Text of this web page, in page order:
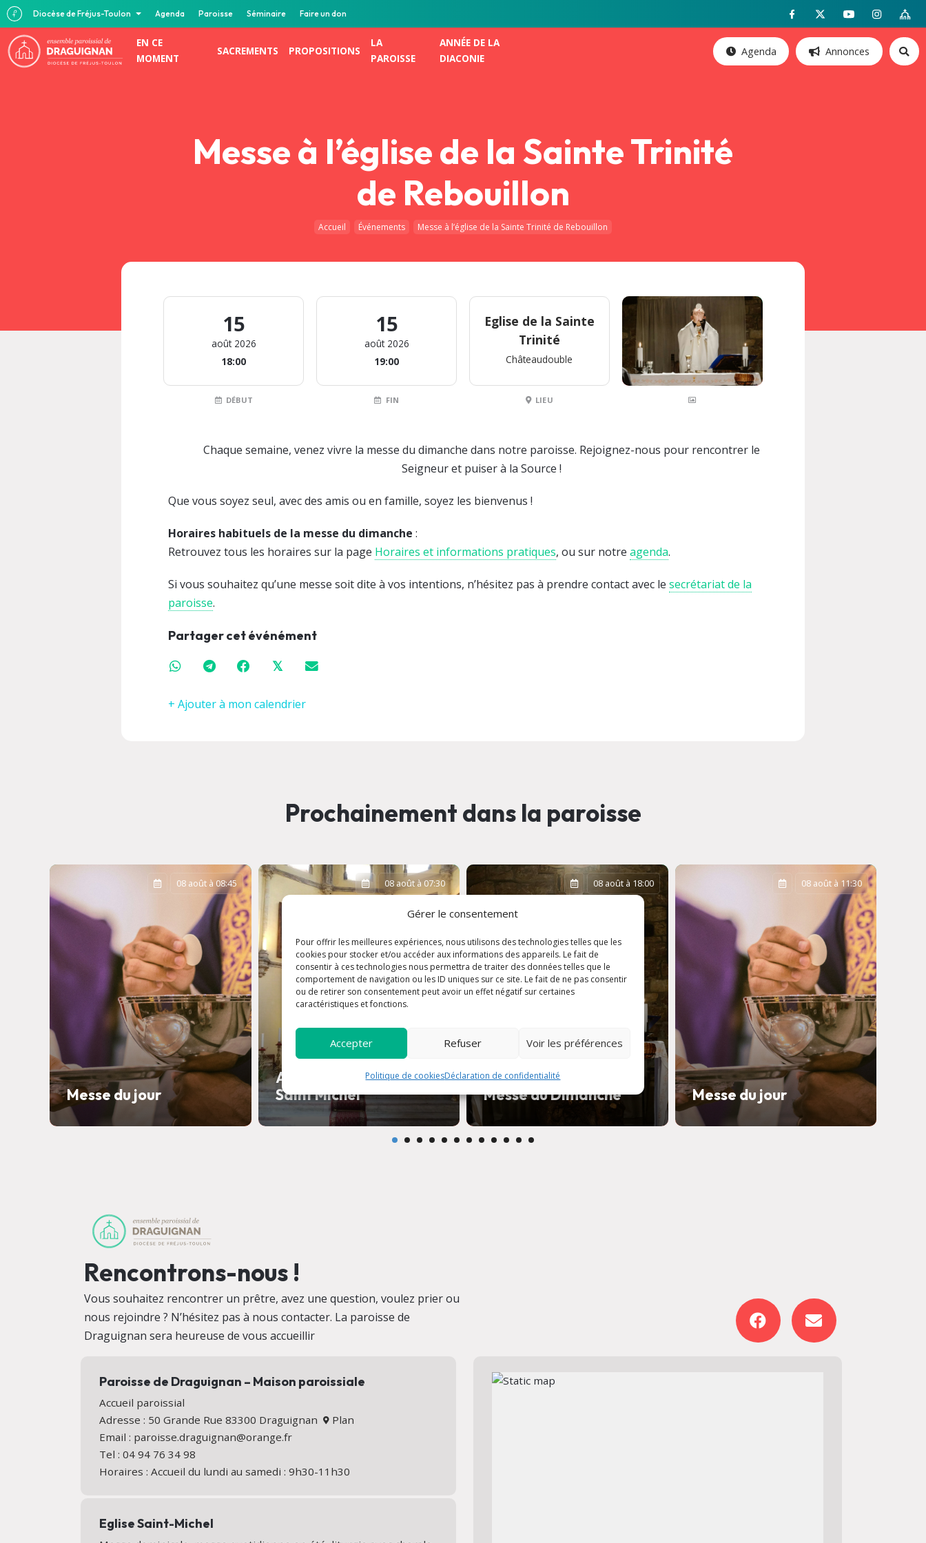
Gérer le consentement
Pour offrir les meilleures expériences, nous utilisons des technologies telles que les
cookies pour stocker et/ou accéder aux informations des appareils. Le fait de
consentir à ces technologies nous permettra de traiter des données telles que le
comportement de navigation ou les ID uniques sur ce site. Le fait de ne pas consentir
ou de retirer son consentement peut avoir un effet négatif sur certaines
caractéristiques et fonctions.
Accepter Refuser Voir les préférences
Politique de cookiesDéclaration de confidentialité
Diocèse de Fréjus-Toulon Agenda Paroisse Séminaire Faire un don
EN CE
MOMENT
SACREMENTS PROPOSITIONS
LA
PAROISSE
ANNÉE DE LA
DIACONIE
Agenda Annonces
Messe à l’église de la Sainte Trinité
de Rebouillon
Accueil Événements Messe à l’église de la Sainte Trinité de Rebouillon
15
août 2026
18:00
DÉBUT
15
août 2026
19:00
FIN
Eglise de la Sainte
Trinité
Châteaudouble
LIEU
Chaque semaine, venez vivre la messe du dimanche dans notre paroisse. Rejoignez-nous pour rencontrer le
Seigneur et puiser à la Source !
Que vous soyez seul, avec des amis ou en famille, soyez les bienvenus !
Horaires habituels de la messe du dimanche :
Retrouvez tous les horaires sur la page Horaires et informations pratiques, ou sur notre agenda.
Si vous souhaitez qu’une messe soit dite à vos intentions, n’hésitez pas à prendre contact avec le secrétariat de la
paroisse.
Partager cet événément
𝕏
+ Ajouter à mon calendrier
Prochainement dans la paroisse
Messe du jour
08 août à 08:45
Adoration et Laudes à
Saint Michel
08 août à 07:30
Messe du Dimanche
08 août à 18:00
Messe du jour
08 août à 11:30
Rencontrons-nous !
Vous souhaitez rencontrer un prêtre, avez une question, voulez prier ou
nous rejoindre ? N’hésitez pas à nous contacter. La paroisse de
Draguignan sera heureuse de vous accueillir
Paroisse de Draguignan – Maison paroissiale
Accueil paroissial
Adresse : 50 Grande Rue 83300 Draguignan
Plan
Email : paroisse.draguignan@orange.fr
Tel : 04 94 76 34 98
Horaires : Accueil du lundi au samedi : 9h30-11h30
Eglise Saint-Michel